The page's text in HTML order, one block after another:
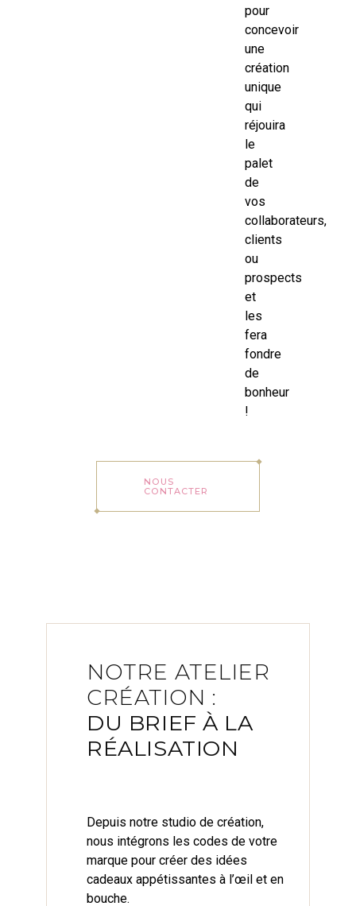
pour
concevoir
une
création
unique
qui
réjouira
le
palet
de
vos
collaborateurs,
clients
ou
prospects
et
les
fera
fondre
de
bonheur
!
NOUS
CONTACTER
NOTRE ATELIER
CRÉATION :
DU BRIEF À LA
RÉALISATION
Depuis notre studio de création,
nous intégrons les codes de votre
marque pour créer des idées
cadeaux appétissantes à l’œil et en
bouche.